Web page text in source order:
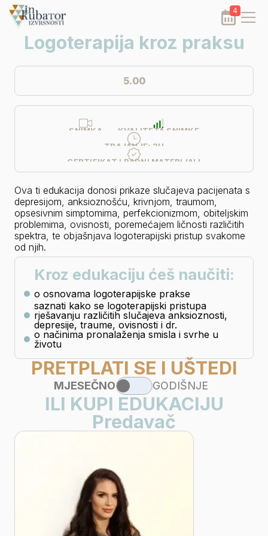
4
Logoterapija kroz praksu
SNIMKA
KVALITETA SNIMKE
TRAJANJE: 2H
CERTIFIKAT I RADNI MATERIJALI
5.00
Ova ti edukacija donosi prikaze slučajeva pacijenata s
depresijom, anksioznošću, krivnjom, traumom,
opsesivnim simptomima, perfekcionizmom, obiteljskim
problemima, ovisnosti, poremećajem ličnosti različitih
spektra, te objašnjava logoterapijski pristup svakome
od njih.
Kroz edukaciju ćeš naučiti:
o osnovama logoterapijske prakse
saznati kako se logoterapijski pristupa
rješavanju različitih slučajeva anksioznosti,
depresije, traume, ovisnosti i dr.
o načinima pronalaženja smisla i svrhe u
životu
PRETPLATI SE I UŠTEDI
MJESEČNO GODIŠNJE
ILI KUPI EDUKACIJU
Predavač